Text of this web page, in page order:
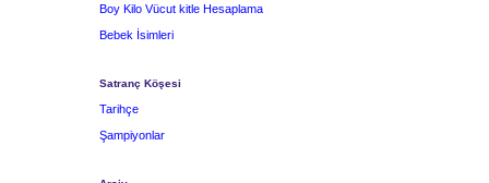
Boy Kilo Vücut kitle Hesaplama
Bebek İsimleri
Satranç Köşesi
Tarihçe
Şampiyonlar